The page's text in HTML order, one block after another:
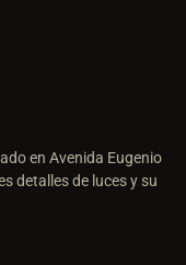
en Avenida Eugenio
detalles de luces y su